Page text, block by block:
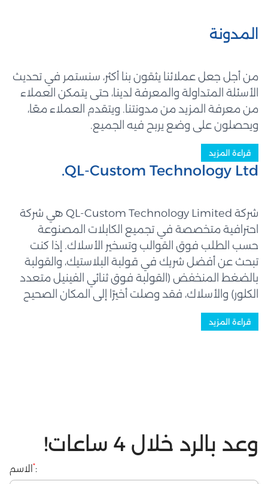
المدونة
من أجل جعل عملائنا يثقون بنا أكثر، سنستمر في تحديث
الأسئلة المتداولة والمعرفة لدينا، حتى يتمكن العملاء
من معرفة المزيد من مدونتنا. ويتقدم العملاء معًا،
ويحصلون على وضع يربح فيه الجميع.
قراءة المزيد
QL-Custom Technology Ltd.
شركة QL-Custom Technology Limited هي شركة
احترافية متخصصة في تجميع الكابلات المصنوعة
حسب الطلب فوق القوالب وتسخير الأسلاك. إذا كنت
تبحث عن أفضل شريك في قولبة البلاستيك، والقولبة
بالضغط المنخفض (القولبة فوق ثنائي الفينيل متعدد
الكلور) والأسلاك، فقد وصلت أخيرًا إلى المكان الصحيح
حيث سيخدمك فريق عمل ذو خبرة وكفاءة عالية - رواد
في هذه الصناعة. نحن نصنع قطعًا عالية الجودة
قراءة المزيد
وعد بالرد خلال 4 ساعات!
الاسم *: